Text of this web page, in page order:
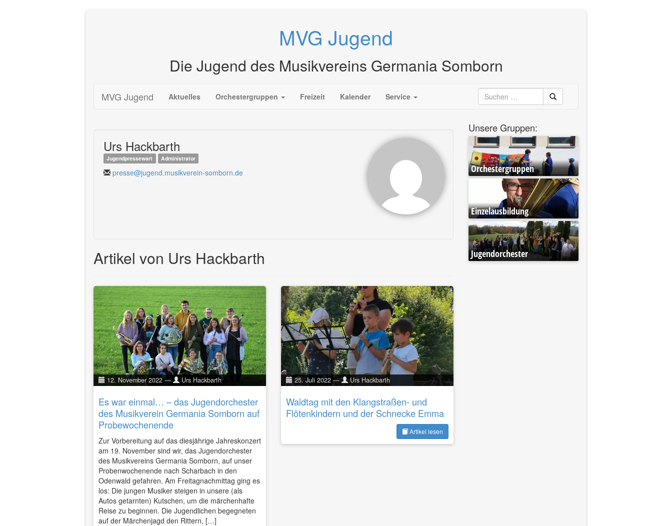
MVG Jugend
Die Jugend des Musikvereins Germania Somborn
Inhalt
MVG Jugend Aktuelles Orchestergruppen Freizeit Kalender Service Suchen
Urs Hackbarth
Jugendpressewart Administrator
presse@jugend.musikverein-somborn.de
Artikel von Urs Hackbarth
12. November 2022— Urs Hackbarth
Es war einmal… – das Jugendorchester
des Musikverein Germania Somborn auf
Probewochenende
Zur Vorbereitung auf das diesjährige Jahreskonzert
am 19. November sind wir, das Jugendorchester
des Musikvereins Germania Somborn, auf unser
Probenwochenende nach Scharbach in den
Odenwald gefahren. Am Freitagnachmittag ging es
los: Die jungen Musiker steigen in unsere (als
Autos getarnten) Kutschen, um die märchenhafte
Reise zu beginnen. Die Jugendlichen begegneten
auf der Märchenjagd den Rittern, […]
25. Juli 2022 — Urs Hackbarth
Waldtag mit den Klangstraßen- und
Flötenkindern und der Schnecke Emma
Artikel lesen
Unsere Gruppen:
Orchestergruppen
Einzelausbildung
Jugendorchester